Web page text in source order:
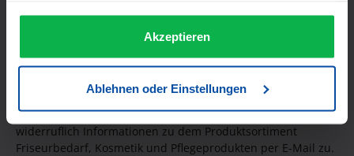
gesammelt haben.
Akzeptieren
Ablehnen oder Einstellungen
JETZT UNSEREN NEWSLETTER ABONNIEREN UND EINEN 5€
GUTSCHEIN BEKOMMEN! Bitte senden Sie mir entsprechend
Ihrer Datenschutzerklärung regelmäßig und jederzeit
widerruflich Informationen zu dem Produktsortiment
Friseurbedarf, Kosmetik und Pflegeprodukten per E-Mail zu.